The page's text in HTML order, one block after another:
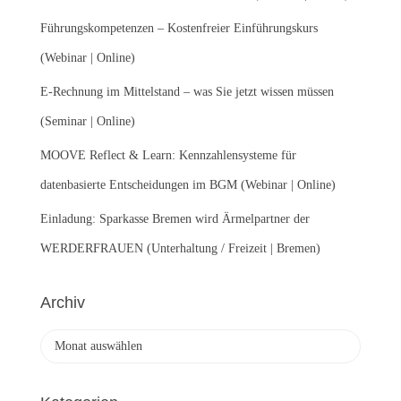
h
:
Führungskompetenzen – Kostenfreier Einführungskurs
(Webinar | Online)
E-Rechnung im Mittelstand – was Sie jetzt wissen müssen
(Seminar | Online)
MOOVE Reflect & Learn: Kennzahlensysteme für
datenbasierte Entscheidungen im BGM (Webinar | Online)
Einladung: Sparkasse Bremen wird Ärmelpartner der
WERDERFRAUEN (Unterhaltung / Freizeit | Bremen)
Archiv
h